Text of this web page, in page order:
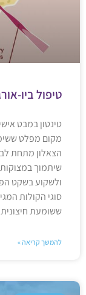
טיפול ביו-
טינטון במבט
מקום מפלט
הצאלון מתחת
שיתמוך
ולשקוע בשקט
סוגי הקולות
ששומעת חיצונית
להמשך קריאה »